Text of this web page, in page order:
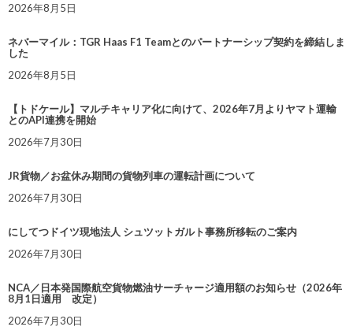
2026年8月5日
ネバーマイル：TGR Haas F1 Teamとのパートナーシップ契約を締結しま
した
2026年8月5日
【トドケール】マルチキャリア化に向けて、2026年7月よりヤマト運輸
とのAPI連携を開始
2026年7月30日
JR貨物／お盆休み期間の貨物列車の運転計画について
2026年7月30日
にしてつドイツ現地法人 シュツットガルト事務所移転のご案内
2026年7月30日
NCA／日本発国際航空貨物燃油サーチャージ適用額のお知らせ（2026年
8月1日適用 改定）
2026年7月30日